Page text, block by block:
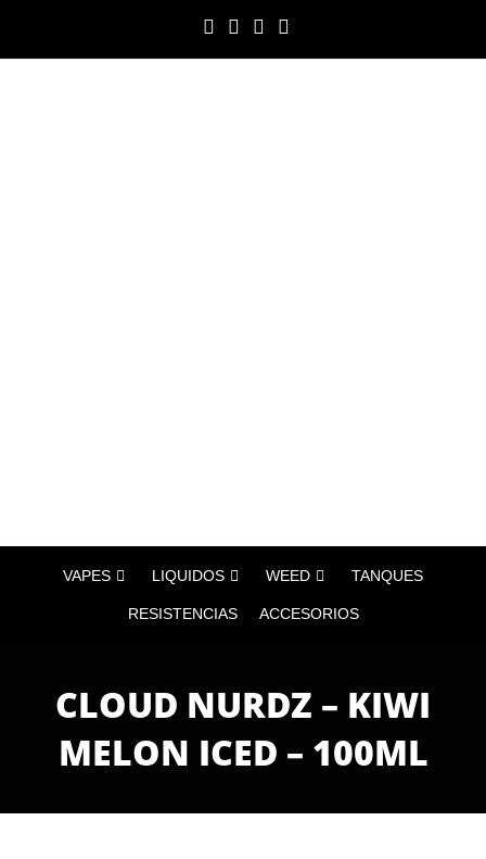
VAPES LIQUIDOS WEED TANQUES
RESISTENCIAS ACCESORIOS
CLOUD NURDZ – KIWI
MELON ICED – 100ML